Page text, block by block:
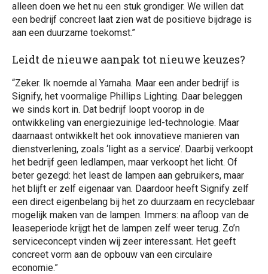
alleen doen we het nu een stuk grondiger. We willen dat
een bedrijf concreet laat zien wat de positieve bijdrage is
aan een duurzame toekomst.”
Leidt de nieuwe aanpak tot nieuwe keuzes?
“Zeker. Ik noemde al Yamaha. Maar een ander bedrijf is
Signify, het voormalige Phillips Lighting. Daar beleggen
we sinds kort in. Dat bedrijf loopt voorop in de
ontwikkeling van energiezuinige led-technologie. Maar
daarnaast ontwikkelt het ook innovatieve manieren van
dienstverlening, zoals ‘light as a service’. Daarbij verkoopt
het bedrijf geen ledlampen, maar verkoopt het licht. Of
beter gezegd: het least de lampen aan gebruikers, maar
het blijft er zelf eigenaar van. Daardoor heeft Signify zelf
een direct eigenbelang bij het zo duurzaam en recyclebaar
mogelijk maken van de lampen. Immers: na afloop van de
leaseperiode krijgt het de lampen zelf weer terug. Zo’n
serviceconcept vinden wij zeer interessant. Het geeft
concreet vorm aan de opbouw van een circulaire
economie.”